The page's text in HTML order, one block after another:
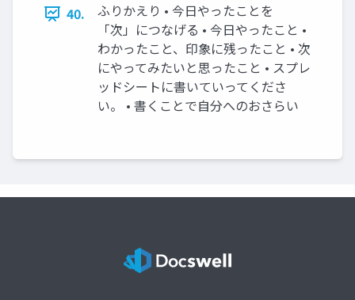
40.
ふりかえり • 今日やったことを
「次」につなげる • 今日やったこと •
わかったこと、印象に残ったこと • 次
にやってみたいと思ったこと • スプレ
ッドシートに書いていってくださ
い。 • 書くことで自分へのおさらい